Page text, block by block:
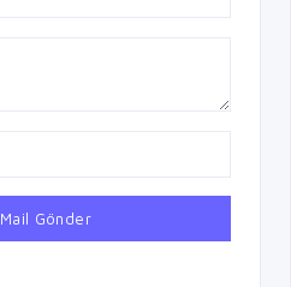
Mail Gönder